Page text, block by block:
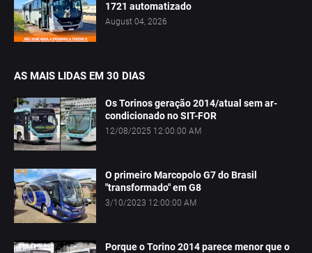
1721 automatizado
August 04, 2026
AS MAIS LIDAS EM 30 DIAS
Os Torinos geração 2014/atual sem ar-
condicionado no SIT-FOR
12/08/2025 12:00:00 AM
O primeiro Marcopolo G7 do Brasil
"transformado" em G8
3/10/2023 12:00:00 AM
Porque o Torino 2014 parece menor que o